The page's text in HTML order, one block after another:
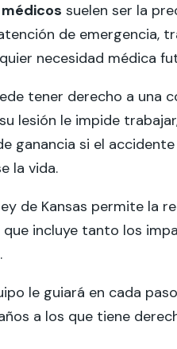
suelen ser la
de emergencia,
necesidad médica
tener derecho a una
lesión le impide
ganancia si el
la vida.
de Kansas permite la
incluye tanto los
le guiará en cada
a los que tiene